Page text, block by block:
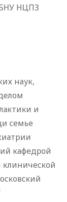
НЦПЗ
наук,
и
семье
кафедрой
клинической